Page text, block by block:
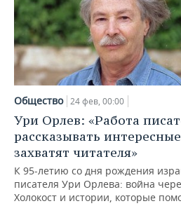
Общество 24 фев, 00:00
Ури Орлев: «Работа
рассказывать
захватят читателя»
К 95-летию со дня рождения
писателя Ури Орлева: война
Холокост и истории, которые